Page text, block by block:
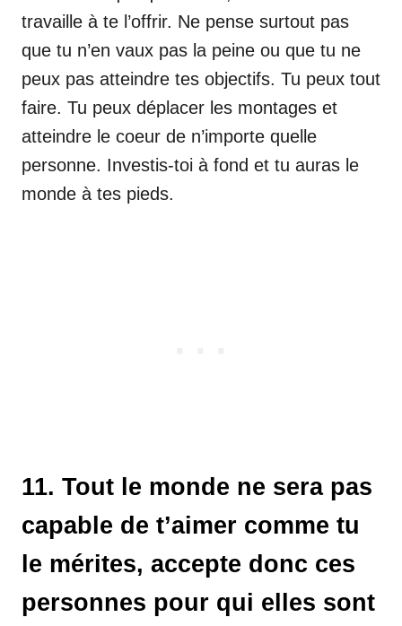
travaille à te l’offrir. Ne pense surtout pas
que tu n’en vaux pas la peine ou que tu ne
peux pas atteindre tes objectifs. Tu peux tout
faire. Tu peux déplacer les montages et
atteindre le coeur de n’importe quelle
personne. Investis-toi à fond et tu auras le
monde à tes pieds.
11. Tout le monde ne sera pas
capable de t’aimer comme tu
le mérites, accepte donc ces
personnes pour qui elles sont